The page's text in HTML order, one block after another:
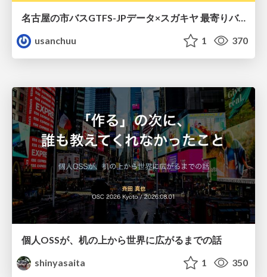
名古屋の市バスGTFS-JPデータ×スガキヤ 最寄りバス停検索をAmazon ElastiCache Serverless for Valkeyで最適化する
usanchuu
1 370
個人OSSが、机の上から世界に広がるまでの話
shinyasaita
1 350